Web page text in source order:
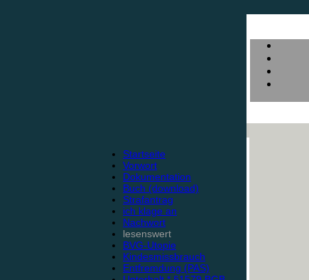
Startseite
Vorwort
Dokumentation
Buch (download)
Strafantrag
ich klage an
Nachwort
lesenswert
BVG-Utopie
Kindesmissbrauch
Entfremdung (PAS)